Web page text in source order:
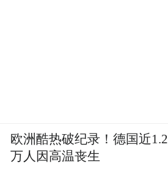
欧洲酷热破纪录！德国近1.2
万人因高温丧生